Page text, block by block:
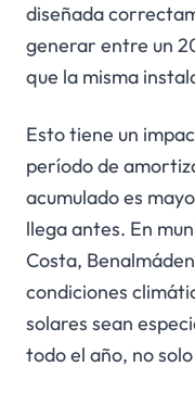
diseñada
generar entre un
que la misma
Esto tiene un
período de
acumulado es
llega antes. En
Costa,
condiciones
solares sean
todo el año, no